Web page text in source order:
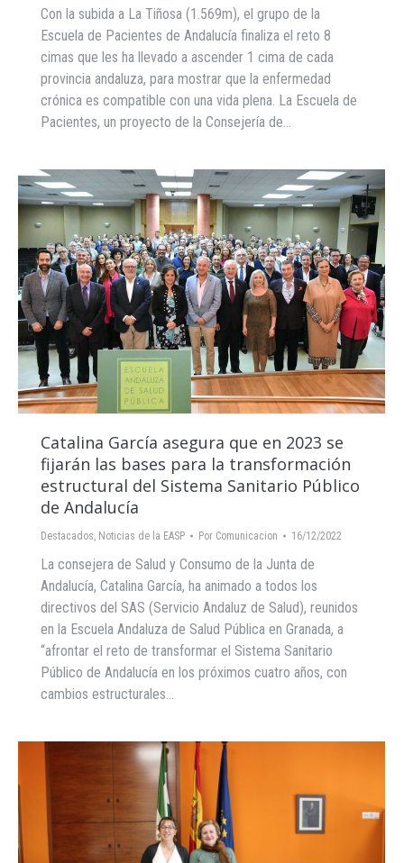
Con la subida a La Tiñosa (1.569m), el grupo de la
Escuela de Pacientes de Andalucía finaliza el reto 8
cimas que les ha llevado a ascender 1 cima de cada
provincia andaluza, para mostrar que la enfermedad
crónica es compatible con una vida plena. La Escuela de
Pacientes, un proyecto de la Consejería de…
Catalina García asegura que en 2023 se
fijarán las bases para la transformación
estructural del Sistema Sanitario Público
de Andalucía
Destacados, Noticias de la EASP Por Comunicacion 16/12/2022
La consejera de Salud y Consumo de la Junta de
Andalucía, Catalina García, ha animado a todos los
directivos del SAS (Servicio Andaluz de Salud), reunidos
en la Escuela Andaluza de Salud Pública en Granada, a
“afrontar el reto de transformar el Sistema Sanitario
Público de Andalucía en los próximos cuatro años, con
cambios estructurales…